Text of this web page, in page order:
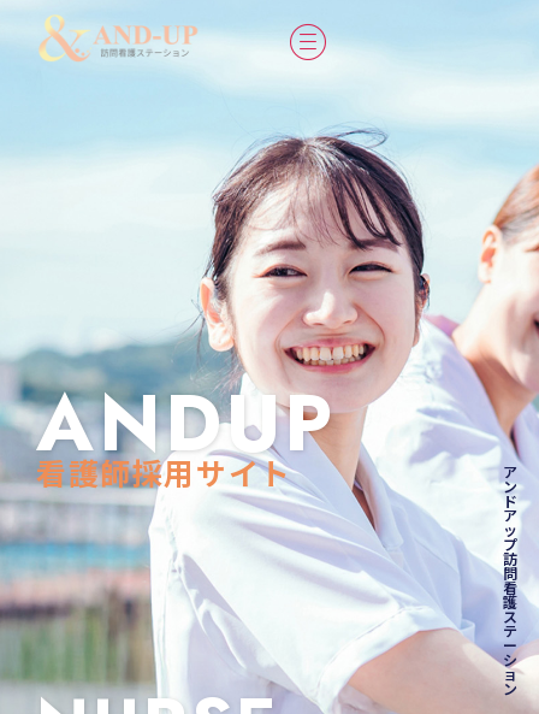
ANDUP
看護師採用サイト ア
ン
ド
ア
ッ
プ
訪
問
看
護
ス
テ
ー
シ
ョ
ン